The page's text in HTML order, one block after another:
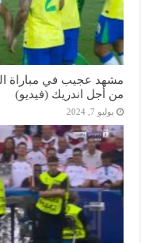
مشهد عجيب في مباراة
من أجل اندريك (فيديو)
يوليو 7, 2024